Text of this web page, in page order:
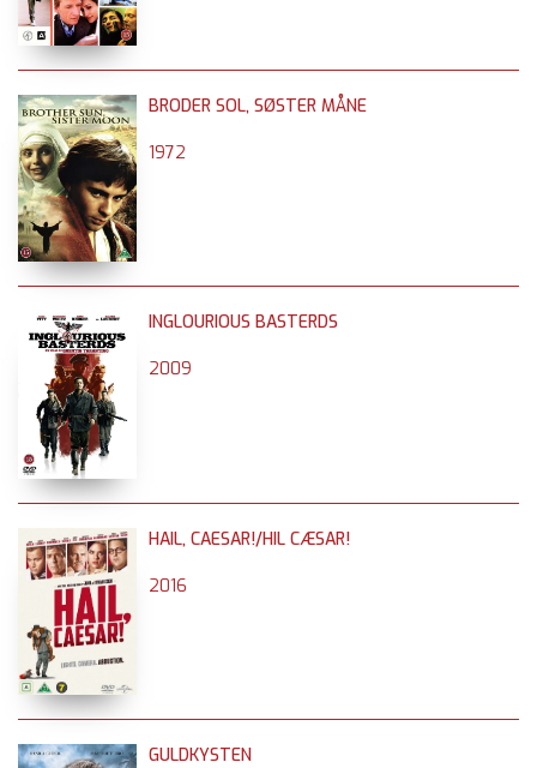
BRODER SOL, SØSTER MÅNE
1972
INGLOURIOUS BASTERDS
2009
HAIL, CAESAR!/HIL CÆSAR!
2016
GULDKYSTEN